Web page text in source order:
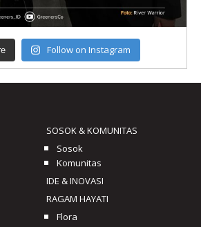
Follow on Instagram
SOSOK & KOMUNITAS
Sosok
Komunitas
IDE & INOVASI
RAGAM HAYATI
Flora